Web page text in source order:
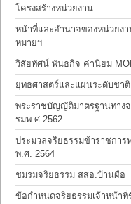
โครงสร้างหน่วยงาน
หน้าที่และอำนาจของหน่วยง
หมายฯ
วิสัยทัศน์ พันธกิจ ค่านิยม
ยุทธศาสตร์และแผนระดับชาติ
พระราชบัญญัติมาตรฐานทาง
รมพ.ศ.2562
ประมวลจริยธรรมข้าราชการ
พ.ศ. 2564
ชมรมจริยธรรม สสอ.บ้านผือ
ข้อกำหนดจริยธรรมเจ้าหน้าที่